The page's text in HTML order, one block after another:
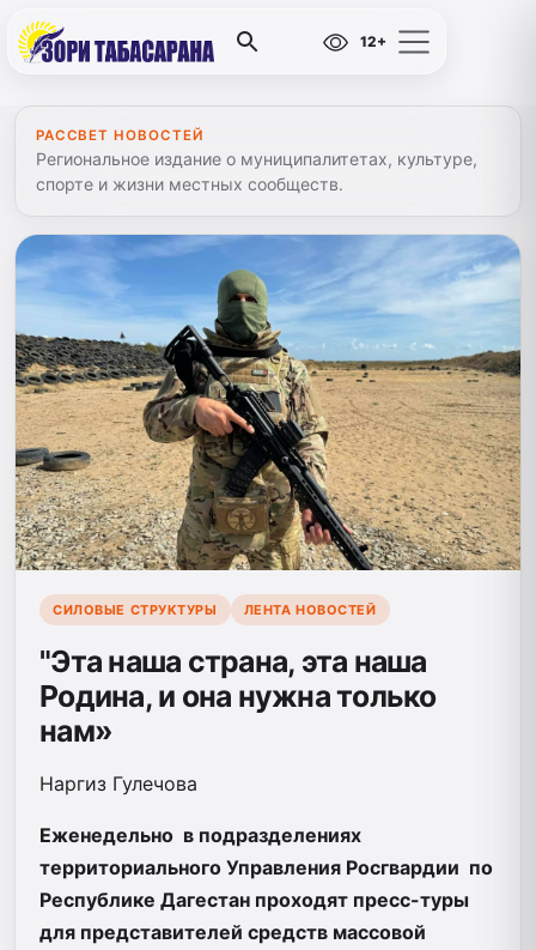
12+
РАССВЕТ НОВОСТЕЙ
Региональное издание о муниципалитетах, культуре,
спорте и жизни местных сообществ.
СИЛОВЫЕ СТРУКТУРЫ ЛЕНТА НОВОСТЕЙ
"Эта наша страна, эта наша
Родина, и она нужна только
нам»
Наргиз Гулечова
Еженедельно в подразделениях
территориального Управления Росгвардии по
Республике Дагестан проходят пресс-туры
для представителей средств массовой